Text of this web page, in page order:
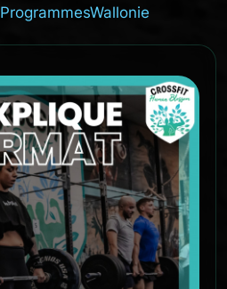
ProgrammesWallonie